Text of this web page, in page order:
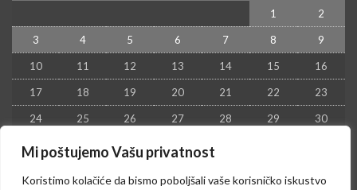
Mi poštujemo Vašu privatnost
Koristimo kolačiće da bismo poboljšali vaše korisničko iskustvo
1
2
3 4 5 6 7 8 9
10 11 12 13 14 15 16
17 18 19 20 21 22 23
24 25 26 27 28 29 30
31